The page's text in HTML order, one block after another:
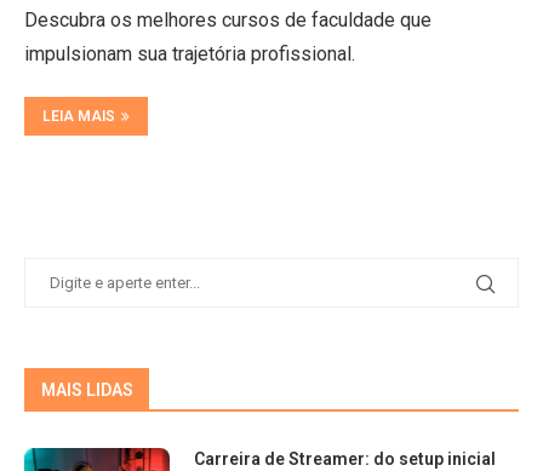
Descubra os melhores cursos de faculdade que
impulsionam sua trajetória profissional.
LEIA MAIS
MAIS LIDAS
Carreira de Streamer: do setup inicial